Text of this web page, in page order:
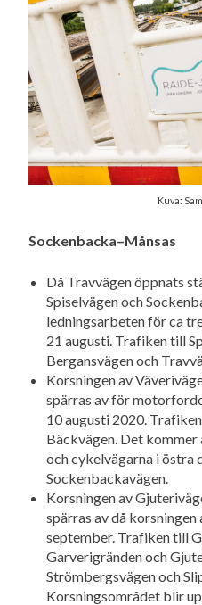
Kuva:
Sockenbacka–Månsas
Då Travvägen öppnats
Spiselvägen och
ledningsarbeten för ca
21 augusti. Trafiken till
Bergansvägen och
Korsningen av
spärras av för
10 augusti 2020.
Bäckvägen. Det
och cykelvägarna i östra
Sockenbackavägen.
Korsningen av
spärras av då korsningen
september. Trafiken till
Garverigränden och
Strömbergsvägen och
Korsningsområdet blir